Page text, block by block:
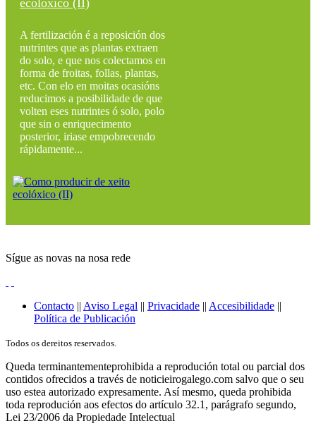
ecolóxico (II)
A fertilización é a reposición dos
nutrintes que as plantas extraen
do solo, e que nos colectamos en
forma de froitas, follas, plantas,
etc. Con elo en moitas ocasións
reducimos a posibilidade de que
volten eses nutrintes ó solo, polo
que sin o enriquecimento
posterior, iriase empobrecendo
rápidamente...
Sígue as novas na nosa rede
Contacto || Aviso Legal || Privacidade || Accesibilidade ||
Política de Publicación
Todos os dereitos reservados.
Queda terminantementeprohibida a reprodución total ou parcial dos
contidos ofrecidos a través de noticieirogalego.com salvo que o seu
uso estea autorizado expresamente. Así mesmo, queda prohibida
toda reprodución aos efectos do artículo 32.1, parágrafo segundo,
Lei 23/2006 da Propiedade Intelectual